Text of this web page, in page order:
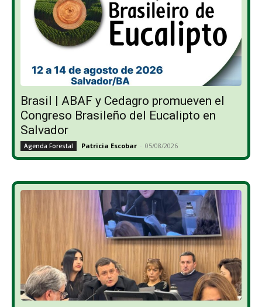
Brasil | ABAF y Cedagro promueven el
Congreso Brasileño del Eucalipto en
Salvador
Agenda Forestal Patricia Escobar - 05/08/2026